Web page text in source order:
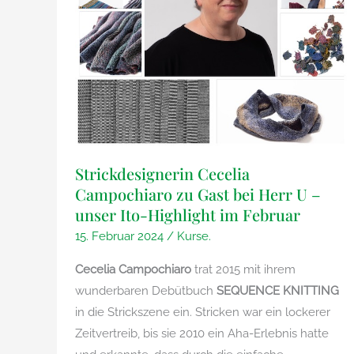
Fabian
dem
Musikseeräuber
Fabian
Strickdesignerin Cecelia
Campochiaro zu Gast bei Herr U –
unser Ito-Highlight im Februar
15. Februar 2024 / Kurse.
Cecelia Campochiarotrat 2015 mit ihrem
wunderbaren Debütbuch SEQUENCE KNITTING
in die Strickszene ein. Stricken war ein lockerer
Zeitvertreib, bis sie 2010 ein Aha-Erlebnis hatte